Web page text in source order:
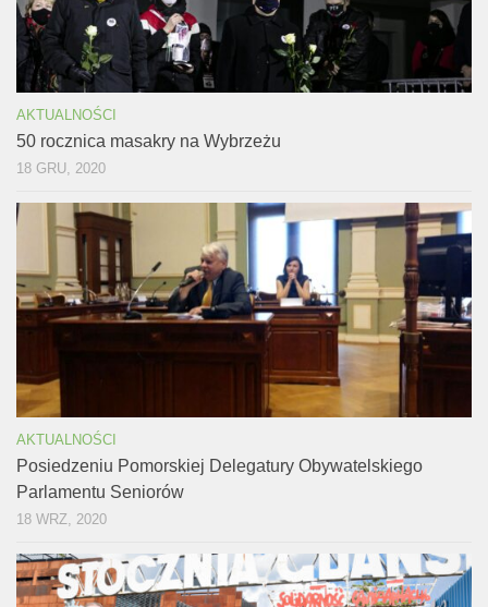
AKTUALNOŚCI
50 rocznica masakry na Wybrzeżu
18 GRU, 2020
AKTUALNOŚCI
Posiedzeniu Pomorskiej Delegatury Obywatelskiego
Parlamentu Seniorów
18 WRZ, 2020